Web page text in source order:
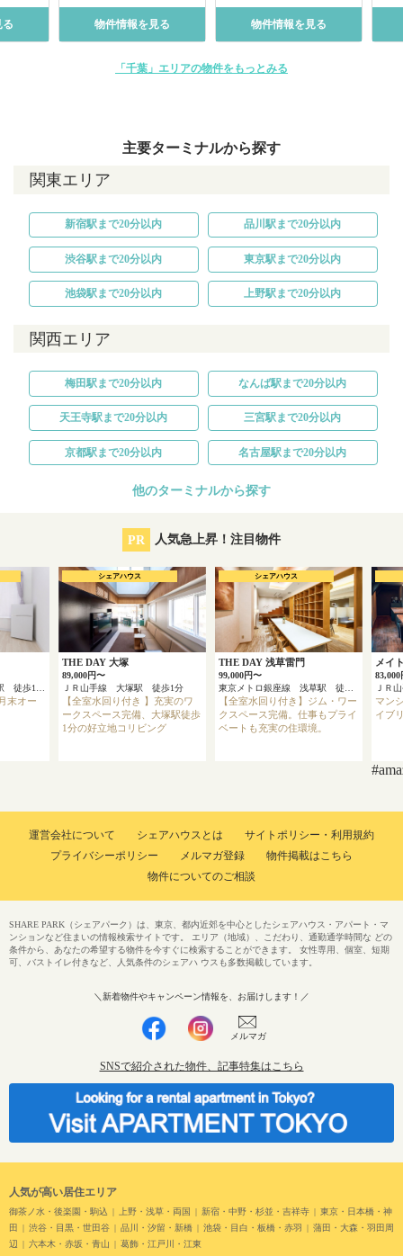
る 物件情報を見る 物件情報を見る
「千葉」エリアの物件をもっとみる
主要ターミナルから探す
関東エリア
新宿駅まで20分以内 品川駅まで20分以内
渋谷駅まで20分以内 東京駅まで20分以内
池袋駅まで20分以内 上野駅まで20分以内
関西エリア
梅田駅まで20分以内 なんば駅まで20分以内
天王寺駅まで20分以内 三宮駅まで20分以内
京都駅まで20分以内 名古屋駅まで20分以内
他のターミナルから探す
PR 人気急上昇！注目物件
京浜急行本線 上大岡駅 徒歩13分
末オー
THE DAY 大塚
89,000円〜
ＪＲ山手線 大塚駅 徒歩1分
【全室水回り付き 】充実のワ
ークスペース完備、大塚駅徒歩
1分の好立地コリビング
シェアハウス
THE DAY 浅草雷門
99,000円〜
東京メトロ銀座線 浅草駅 徒歩4分
【全室水回り付き】ジム・ワー
クスペース完備。仕事もプライ
ベートも充実の住環境。
シェアハウス
メイ
83,000
ＪＲ
マン
イブ
運営会社について シェアハウスとは
サイトポリシー・利用規約
プライバシーポリシー
メルマガ登録
物件掲載はこちら
物件についてのご相談
人気が高い居住エリア
御茶ノ水・後楽園・駒込 上野・浅草・両国 新宿・中野・杉並・吉祥寺
東京・日本橋・神
田
渋谷・目黒・世田谷 品川・汐留・新橋 池袋・目白・板橋・赤羽
蒲田・大森・羽田周
辺
六本木・赤坂・青山 葛飾・江戸川・江東
SHARE PARK（シェアパーク）は、東京、都内近郊を中心としたシェアハウス・アパート・マ
ンションなど住まいの情報検索サイトです。 エリア（地域）、こだわり、通勤通学時間な どの
条件から、あなたの希望する物件を今すぐに検索することができます。 女性専用、個室、短期
可、バストイレ付きなど、人気条件のシェアハ ウスも多数掲載しています。
＼新着物件やキャンペーン情報を、お届けします！／
メルマガ
SNSで紹介された物件、記事特集はこちら